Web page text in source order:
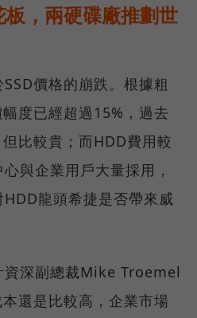
，兩硬碟廠推劃世
價格的崩跌。根據粗
度已經超過15%，過去
比較貴；而HDD費用較
與企業用戶大量採用，
龍頭希捷是否帶來威
資深副總裁Mike Troemel
還是比較高，企業市場